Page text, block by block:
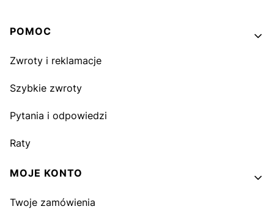
Linki w stopce
POMOC
Zwroty i reklamacje
Szybkie zwroty
Pytania i odpowiedzi
Raty
MOJE KONTO
Twoje zamówienia